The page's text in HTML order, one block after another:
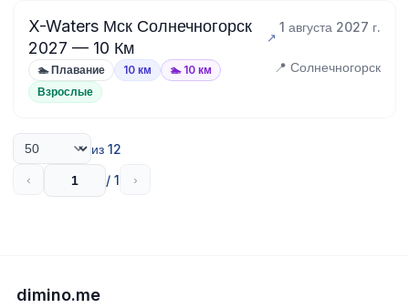
X-Waters Мск Солнечногорск
2027 — 10 Км
1 августа 2027 г.
🏊 Плавание 10 км 🏊 10 км 📍 Солнечногорск
Взрослые
из 12
‹ / 1 ›
dimino.me